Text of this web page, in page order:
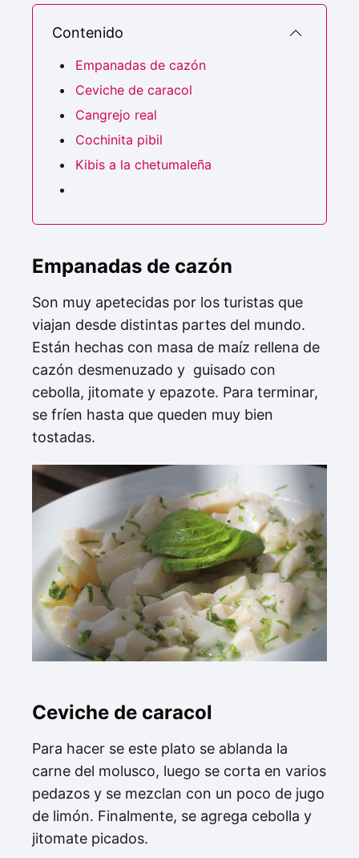
Contenido
Empanadas de cazón
Ceviche de caracol
Cangrejo real
Cochinita pibil
Kibis a la chetumaleña
Empanadas de cazón
Son muy apetecidas por los turistas que
viajan desde distintas partes del mundo.
Están hechas con masa de maíz rellena de
cazón desmenuzado y guisado con
cebolla, jitomate y epazote. Para terminar,
se fríen hasta que queden muy bien
tostadas.
Ceviche de caracol
Para hacer se este plato se ablanda la
carne del molusco, luego se corta en varios
pedazos y se mezclan con un poco de jugo
de limón. Finalmente, se agrega cebolla y
jitomate picados.